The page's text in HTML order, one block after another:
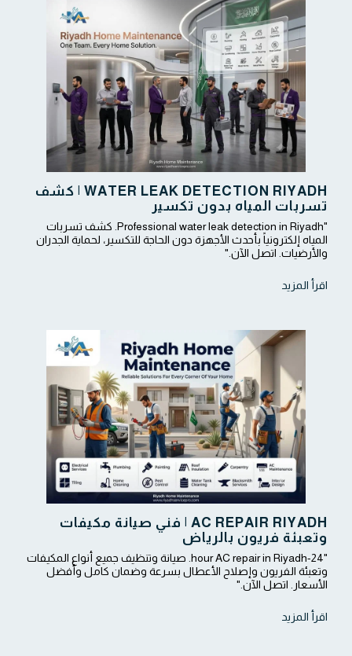
WATER LEAK DETECTION RIYADH | كشف
تسربات المياه بدون تكسير
"Professional water leak detection in Riyadh. كشف تسربات
المياه إلكترونياً بأحدث الأجهزة دون الحاجة للتكسير، لحماية الجدران
والأرضيات. اتصل الآن."
اقرأ المزيد
AC REPAIR RIYADH | فني صيانة مكيفات
وتعبئة فريون بالرياض
"24-hour AC repair in Riyadh. صيانة وتنظيف جميع أنواع المكيفات
وتعبئة الفريون وإصلاح الأعطال بسرعة وضمان كامل وأفضل
الأسعار. اتصل الآن."
اقرأ المزيد